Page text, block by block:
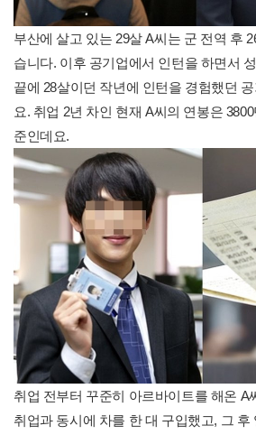
부산에 살고 있는 29살 A씨는 군 전역 후
습니다. 이후 공기업에서 인턴을 하면서
끝에 28살이던 작년에 인턴을 경험했던
요. 취업 2년 차인 현재 A씨의 연봉은
준인데요.
취업 전부터 꾸준히 아르바이트를 해온 A
취업과 동시에 차를 한 대 구입했고, 그 후